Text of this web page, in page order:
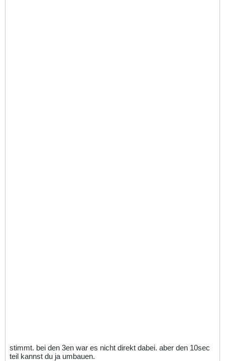
stimmt. bei den 3en war es nicht direkt dabei. aber den 10sec
teil kannst du ja umbauen.